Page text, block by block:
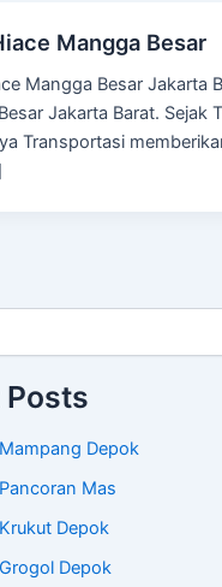
Mangga Besar
Mangga Besar Jakarta
Jakarta Barat. Sejak
Transportasi
Posts
Depok
Mas
Depok
Depok